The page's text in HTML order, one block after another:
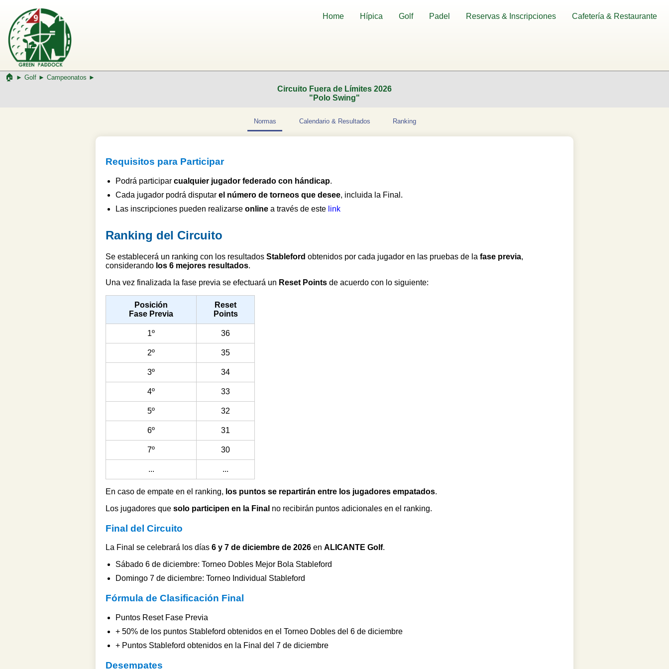
Home Hípica Golf Padel Reservas & Inscripciones Cafetería & Restaurante
🏠︎ ► Golf ► Campeonatos ►
Circuito Fuera de Límites 2026
"Polo Swing"
Normas Calendario & Resultados Ranking
Requisitos para Participar
Podrá participar cualquier jugador federado con hándicap.
Cada jugador podrá disputar el número de torneos que desee, incluida la Final.
Las inscripciones pueden realizarse online a través de este link
Ranking del Circuito
Se establecerá un ranking con los resultados Stableford obtenidos por cada jugador en las pruebas de la fase previa,
considerando los 6 mejores resultados.
Una vez finalizada la fase previa se efectuará un Reset Points de acuerdo con lo siguiente:
Posición
Fase Previa
Reset
Points
1º 36
2º 35
3º 34
4º 33
5º 32
6º 31
7º 30
... ...
En caso de empate en el ranking, los puntos se repartirán entre los jugadores empatados.
Los jugadores que solo participen en la Final no recibirán puntos adicionales en el ranking.
Final del Circuito
La Final se celebrará los días 6 y 7 de diciembre de 2026 en ALICANTE Golf.
Sábado 6 de diciembre: Torneo Dobles Mejor Bola Stableford
Domingo 7 de diciembre: Torneo Individual Stableford
Fórmula de Clasificación Final
Puntos Reset Fase Previa
+ 50% de los puntos Stableford obtenidos en el Torneo Dobles del 6 de diciembre
+ Puntos Stableford obtenidos en la Final del 7 de diciembre
Desempates